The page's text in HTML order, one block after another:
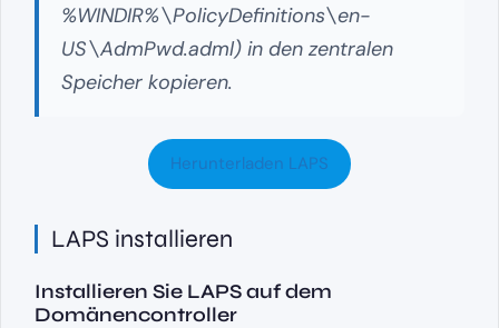
%WINDIR%\PolicyDefinitions\en-
US\AdmPwd.adml) in den zentralen
Speicher kopieren.
Herunterladen LAPS
LAPS installieren
Installieren Sie LAPS auf dem
Domänencontroller